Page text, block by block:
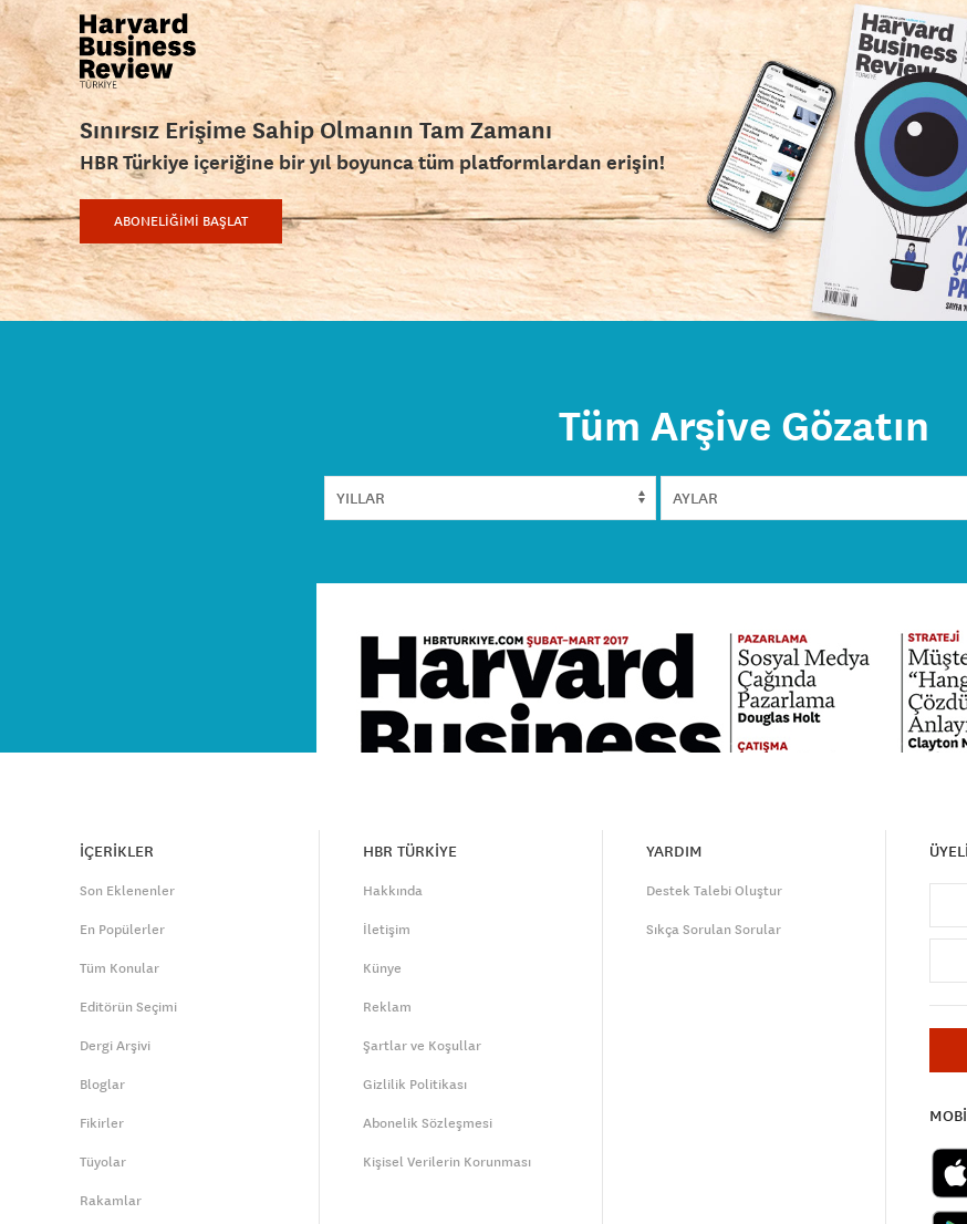
Sınırsız Erişime Sahip Olmanın Tam Zamanı
HBR Türkiye içeriğine bir yıl boyunca tüm platformlardan erişin!
ABONELİĞİMİ BAŞLAT
Tüm Arşive Gözatın
İÇERİKLER
Son Eklenenler
En Popülerler
Tüm Konular
Editörün Seçimi
Dergi Arşivi
Bloglar
Fikirler
Tüyolar
Rakamlar
HBR TÜRKİYE
Hakkında
İletişim
Künye
Reklam
Şartlar ve Koşullar
Gizlilik Politikası
Abonelik Sözleşmesi
Kişisel Verilerin Korunması
YARDIM
Destek Talebi Oluştur
Sıkça Sorulan Sorular